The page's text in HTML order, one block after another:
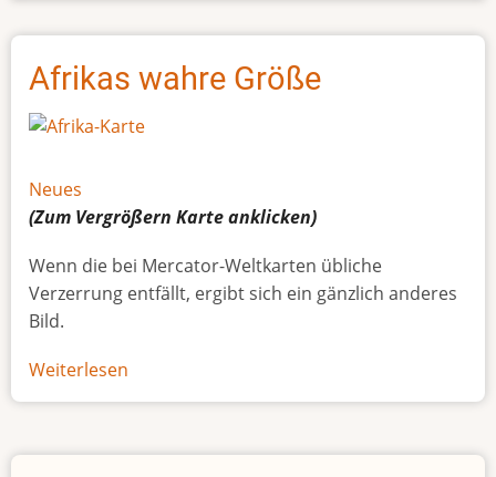
Afrikas wahre Größe
Neues
(Zum Vergrößern Karteanklicken)
Wenn die bei Mercator-Weltkarten übliche
Verzerrung entfällt, ergibt sich ein gänzlich anderes
Bild.
Weiterlesen
Afrikas
Größe